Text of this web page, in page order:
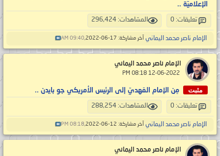
الإعلاميّة ..
تعليقات: 0 المشاهدات: 296,424
الإمام ناصر محمد اليماني آخر مشاركة: 17-06-2022, 09:40 AM
الإمام ناصر محمد اليماني
مثبت مِن الإمام المَهديّ إلى الرئيس الأمريكي جو بايدن ..
تعليقات: 0 المشاهدات: 288,254
الإمام ناصر محمد اليماني آخر مشاركة: 12-06-2022, 08:18 PM
الإمام ناصر محمد اليماني